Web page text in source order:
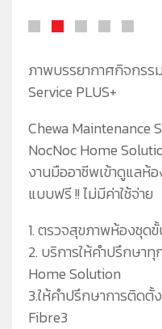
คณะกรรมการสรร
ภาพบรรยากาศกิจกรร
Service PLUS+
Chewa Maintenance
NocNoc Home
งานมืออาชีพเข้าดูแล
แบบฟรี !! ไม่มีค่าใช้จ่าย
1. ตรวจสุขภาพห้องชุด
2. บริการให้คำปรึกษา
Home Solution
3.ให้คำปรึกษาการติดตั้
Fibre3